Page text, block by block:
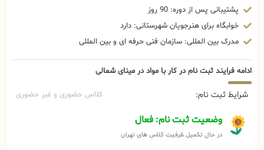
پشتیبانی پس از دوره: 90 روز
خوابگاه برای هنرجویان شهرستانی: دارد
مدرک بین المللی: سازمان فنی حرفه ای و بین المللی
ادامه فرایند ثبت نام در کار با مواد در مینای شمالی
شرایط ثبت نام: کلاس حضوری و غیر حضوری
وضعیت ثبت نام: فعال
در حال تکمیل ظرفیت کلاس های تهران